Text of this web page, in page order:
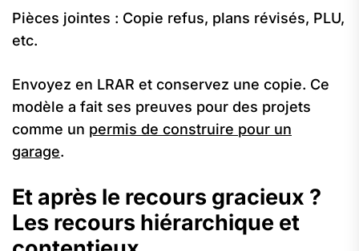
Pièces jointes : Copie refus, plans révisés, PLU,
etc.
Envoyez en LRAR et conservez une copie. Ce
modèle a fait ses preuves pour des projets
comme un permis de construire pour un
garage.
Et après le recours gracieux ?
Les recours hiérarchique et